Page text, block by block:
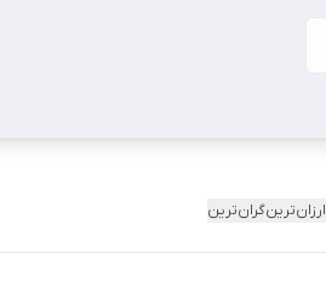
ارزان‌ترینگران‌ترین